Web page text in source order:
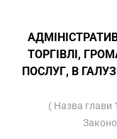
ТОРГІВЛІ,
ПОСЛУГ, В
( Назва глави